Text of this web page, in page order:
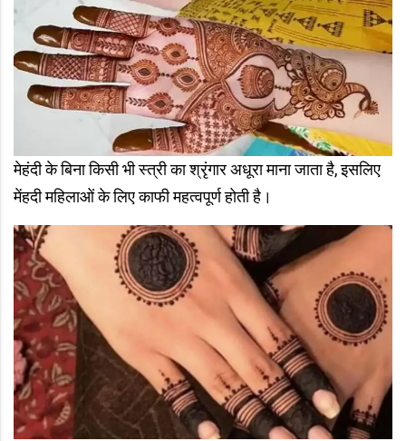
मेहंदी के बिना किसी भी स्त्री का श्रृंगार अधूरा माना जाता है, इसलिए
मेंहदी महिलाओं के लिए काफी महत्वपूर्ण होती है।